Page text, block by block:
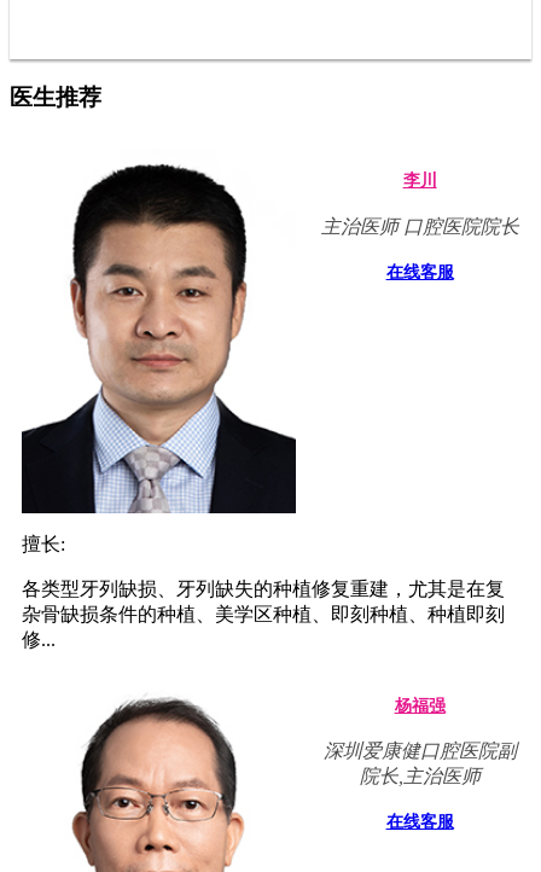
医生推荐
李川
主治医师 口腔医院院长
在线客服
擅长:
各类型牙列缺损、牙列缺失的种植修复重建，尤其是在复
杂骨缺损条件的种植、美学区种植、即刻种植、种植即刻
修...
杨福强
深圳爱康健口腔医院副
院长,主治医师
在线客服